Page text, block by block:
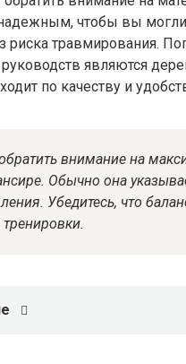
чтобы вы могли
риска травмирования.
являются
по качеству и
внимание на
Обычно она
Убедитесь, что